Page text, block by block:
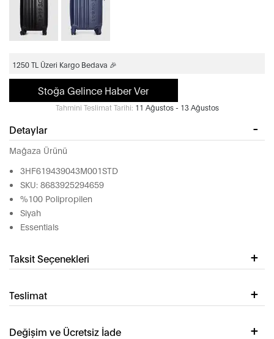
1250 TL Üzeri Kargo Bedava 🎉
Stoğa Gelince Haber Ver
Tahmini Teslimat Tarihi: 11 Ağustos - 13 Ağustos
Detaylar
Mağaza Ürünü
3HF619439043M001STD
SKU: 8683925294659
%100 Polipropilen
Siyah
Essentials
Taksit Seçenekleri
Teslimat
Değişim ve Ücretsiz İade